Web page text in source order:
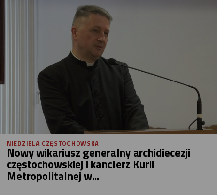
NIEDZIELA CZĘSTOCHOWSKA
Nowy wikariusz generalny archidiecezji
częstochowskiej i kanclerz Kurii
Metropolitalnej w...